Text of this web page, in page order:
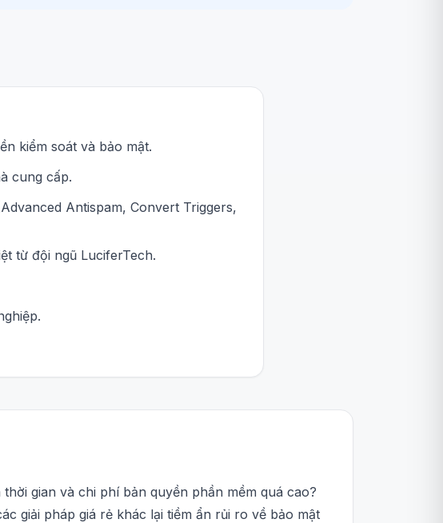
kiểm soát và bảo mật.
cung cấp.
Antispam, Convert Triggers,
từ đội ngũ LuciferTech.
gian và chi phí bản quyền phần mềm quá cao?
giải pháp giá rẻ khác lại tiềm ẩn rủi ro về bảo mật